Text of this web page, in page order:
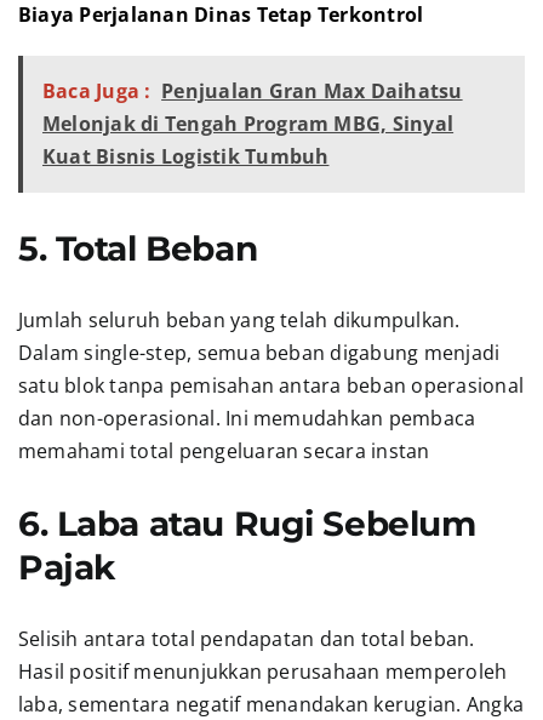
Biaya Perjalanan Dinas Tetap Terkontrol
Baca Juga : Penjualan Gran Max Daihatsu
Melonjak di Tengah Program MBG, Sinyal
Kuat Bisnis Logistik Tumbuh
5. Total Beban
Jumlah seluruh beban yang telah dikumpulkan.
Dalam single-step, semua beban digabung menjadi
satu blok tanpa pemisahan antara beban operasional
dan non-operasional. Ini memudahkan pembaca
memahami total pengeluaran secara instan
6. Laba atau Rugi Sebelum
Pajak
Selisih antara total pendapatan dan total beban.
Hasil positif menunjukkan perusahaan memperoleh
laba, sementara negatif menandakan kerugian. Angka